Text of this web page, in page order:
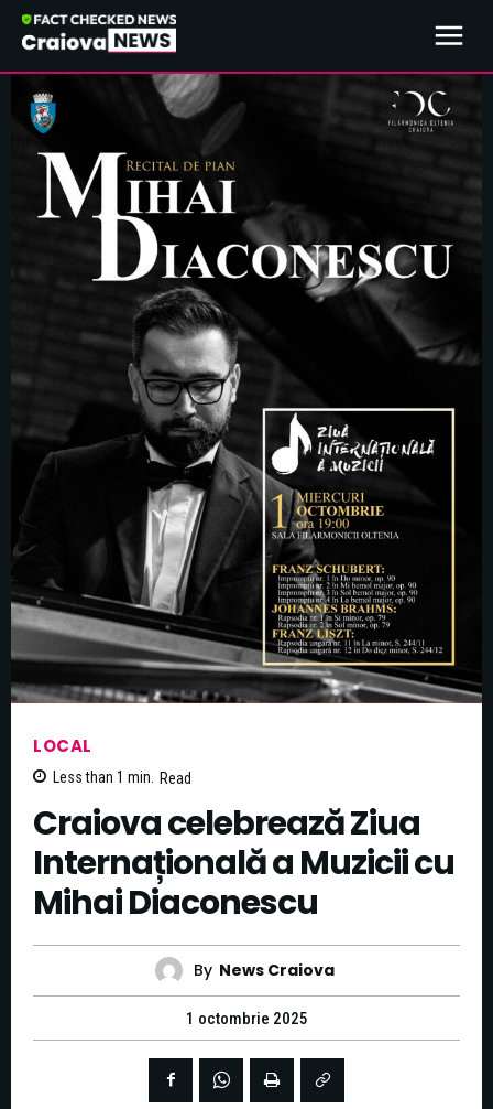
LOCAL
Less than 1 min. Read
Craiova celebrează Ziua
Internațională a Muzicii cu
Mihai Diaconescu
By News Craiova
1 octombrie 2025